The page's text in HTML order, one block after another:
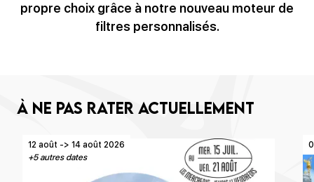
propre choix grâce à notre nouveau moteur de
filtres personnalisés.
À ne pas rater actuellement
12 août -> 14 août 2026
+5 autres dates